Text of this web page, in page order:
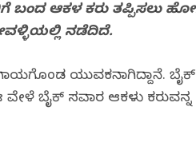
ಬಂದ ಆಕಳ ಕರು ತಪ್ಪಿಸಲು
ನಡೆದಿದೆ.
ಯುವಕನಾಗಿದ್ದಾನೆ‌. ಬೈಕ್
ಬೈಕ್ ಸವಾರ ಆಕಳು ಕರುವನ್ನ